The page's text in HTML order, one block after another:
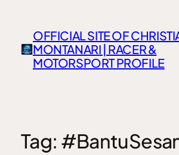
OFFICIAL SITE OF
MONTANARI | RACER &
MOTORSPORT PROFILE
Tag: